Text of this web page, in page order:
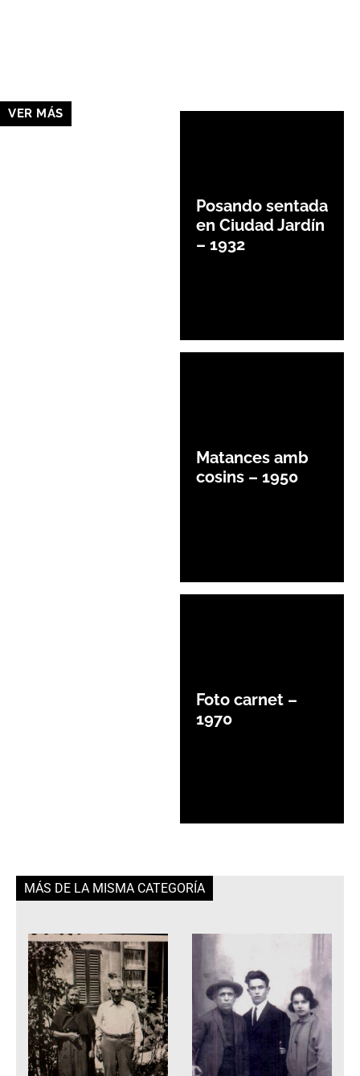
VER MÁS
Posando sentada
en Ciudad Jardín
– 1932
Matances amb
cosins – 1950
Foto carnet –
1970
MÁS DE LA MISMA CATEGORÍA